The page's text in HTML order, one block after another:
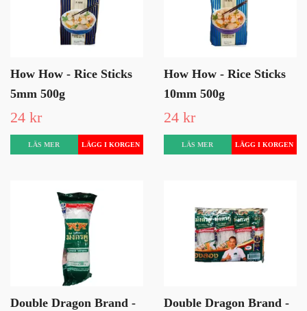
How How - Rice Sticks
5mm 500g
24 kr
LÄS MER
How How - Rice Sticks
10mm 500g
24 kr
LÄS MER
Double Dragon Brand -
Double Dragon Brand -